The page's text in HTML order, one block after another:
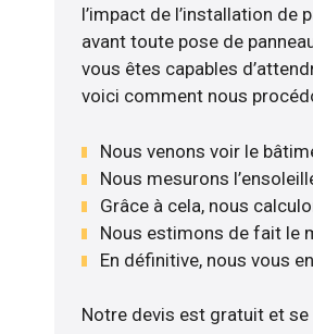
l’impact de l’installation de
avant toute pose de
vous êtes capables
voici comment nous
Nous venons voir le
Nous mesurons
Grâce à cela, nous
Nous estimons de fait le
En définitive, nous vous
Notre devis est gratuit et